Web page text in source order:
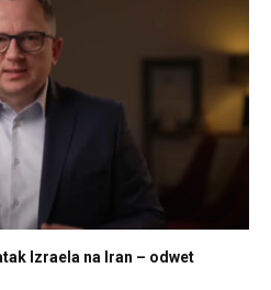
Izraela na Iran – odwet